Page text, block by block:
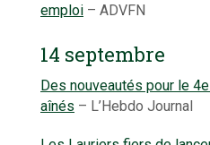
emploi – ADVFN
14 septembre
Des nouveautés pour le
aînés – L’Hebdo Journal